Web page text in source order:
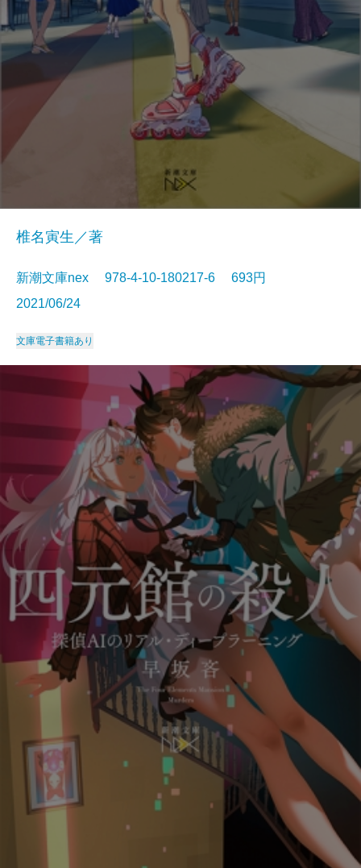
椎名寅生／著
新潮文庫nex 978-4-10-180217-6 693円
2021/06/24
文庫電子書籍あり